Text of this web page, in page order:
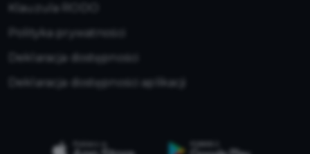
Klauzula RODO
Polityka prywatności
Deklaracja dostępności
Deklaracja dostępności aplikacji